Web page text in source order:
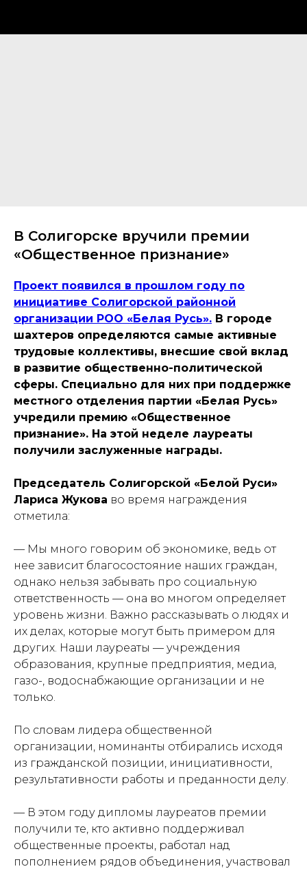
В Солигорске вручили премии
«Общественное признание»
Проект появился в прошлом году по
инициативе Солигорской районной
организации РОО «Белая Русь». В городе
шахтеров определяются самые активные
трудовые коллективы, внесшие свой вклад
в развитие общественно-политической
сферы. Специально для них при поддержке
местного отделения партии «Белая Русь»
учредили премию «Общественное
признание». На этой неделе лауреаты
получили заслуженные награды.
Председатель Солигорской «Белой Руси»
Лариса Жукова во время награждения
отметила:
— Мы много говорим об экономике, ведь от
нее зависит благосостояние наших граждан,
однако нельзя забывать про социальную
ответственность — она во многом определяет
уровень жизни. Важно рассказывать о людях и
их делах, которые могут быть примером для
других. Наши лауреаты — учреждения
образования, крупные предприятия, медиа,
газо-, водоснабжающие организации и не
только.
По словам лидера общественной
организации, номинанты отбирались исходя
из гражданской позиции, инициативности,
результативности работы и преданности делу.
— В этом году дипломы лауреатов премии
получили те, кто активно поддерживал
общественные проекты, работал над
пополнением рядов объединения, участвовал